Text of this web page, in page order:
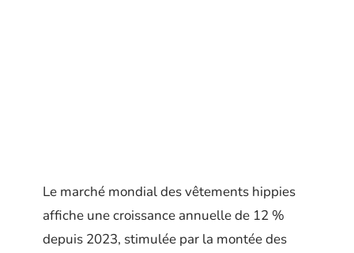
Le marché mondial des vêtements hippies
affiche une croissance annuelle de 12 %
depuis 2023, stimulée par la montée des